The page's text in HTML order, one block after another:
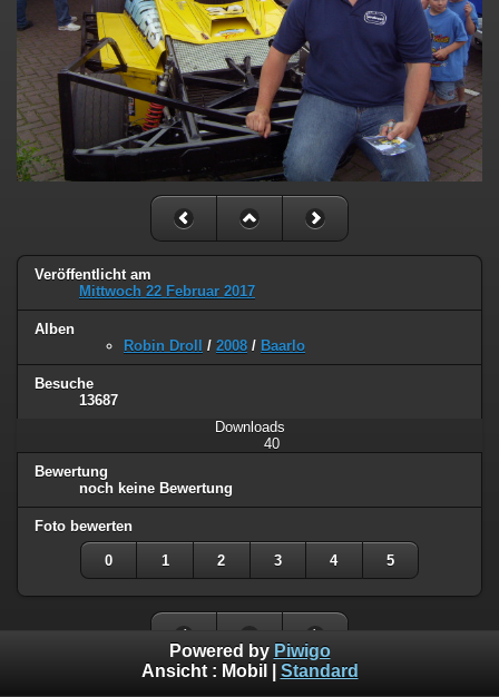
Veröffentlicht am
Mittwoch 22 Februar 2017
Alben
Robin Droll
/ 2008 / Baarlo
Besuche
13687
Downloads
40
Bewertung
noch keine Bewertung
Foto bewerten
0 1 2 3 4 5
Powered by Piwigo
Ansicht : Mobil Standard